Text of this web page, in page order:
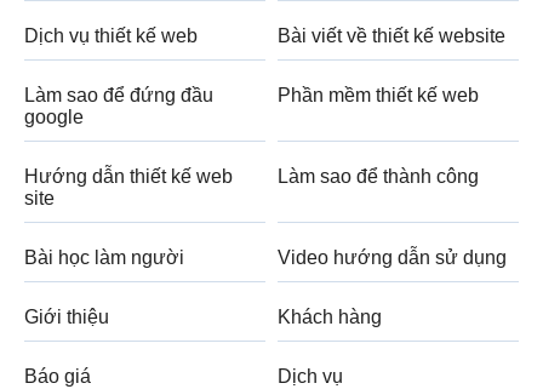
Dịch vụ thiết kế web Bài viết về thiết kế website
Làm sao để đứng đầu
google
Phần mềm thiết kế web
Hướng dẫn thiết kế web
site
Làm sao để thành công
Bài học làm người Video hướng dẫn sử dụng
Giới thiệu Khách hàng
Báo giá Dịch vụ